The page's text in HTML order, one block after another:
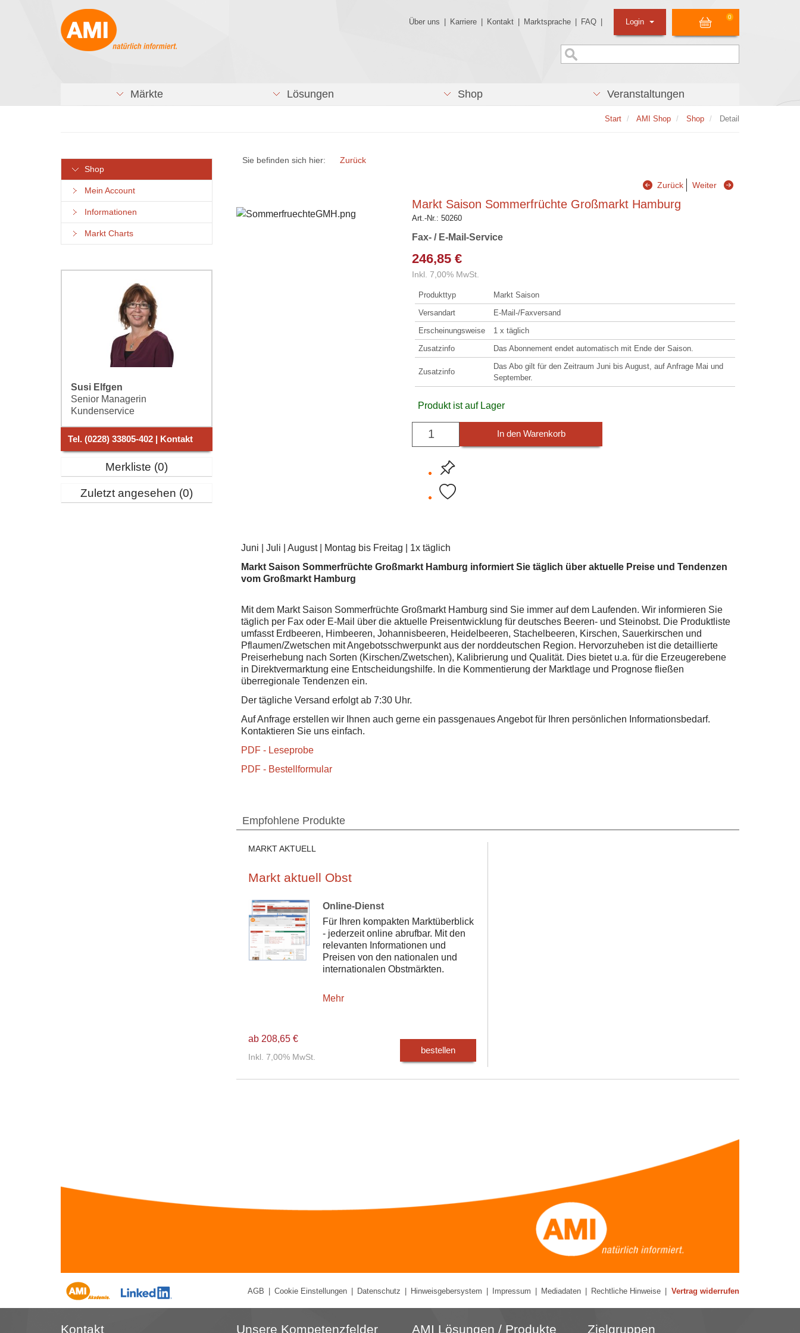
Über uns Karriere Kontakt Marktsprache FAQ
0
Login
Märkte Lösungen Shop Veranstaltungen
Start AMI Shop Shop Detail
Shop
Mein Account
Informationen
Markt Charts
Susi Elfgen
Senior Managerin
Kundenservice
Tel. (0228) 33805-402 | Kontakt
Merkliste 0
Zuletzt angesehen 0
Sie befinden sich hier: Zurück
Zurück Weiter
Markt Saison Sommerfrüchte Großmarkt Hamburg
Art.-Nr.: 50260
Fax- / E-Mail-Service
246,85 €
Inkl. 7,00% MwSt.
Produkttyp
Markt Saison
Versandart
E-Mail-/Faxversand
Erscheinungsweise
1 x täglich
Zusatzinfo
Das Abonnement endet automatisch mit Ende der Saison.
Zusatzinfo
Das Abo gilt für den Zeitraum Juni bis August, auf Anfrage Mai und
September.
Produkt ist auf Lager
In den Warenkorb
Juni | Juli | August | Montag bis Freitag | 1x täglich
Markt Saison Sommerfrüchte Großmarkt Hamburg informiert Sie täglich über aktuelle Preise und Tendenzen
vom Großmarkt Hamburg
Mit dem Markt Saison Sommerfrüchte Großmarkt Hamburg sind Sie immer auf dem Laufenden. Wir informieren Sie
täglich per Fax oder E-Mail über die aktuelle Preisentwicklung für deutsches Beeren- und Steinobst. Die Produktliste
umfasst Erdbeeren, Himbeeren, Johannisbeeren, Heidelbeeren, Stachelbeeren, Kirschen, Sauerkirschen und
Pflaumen/Zwetschen mit Angebotsschwerpunkt aus der norddeutschen Region. Hervorzuheben ist die detaillierte
Preiserhebung nach Sorten (Kirschen/Zwetschen), Kalibrierung und Qualität. Dies bietet u.a. für die Erzeugerebene
in Direktvermarktung eine Entscheidungshilfe. In die Kommentierung der Marktlage und Prognose fließen
überregionale Tendenzen ein.
Der tägliche Versand erfolgt ab 7:30 Uhr.
Auf Anfrage erstellen wir Ihnen auch gerne ein passgenaues Angebot für Ihren persönlichen Informationsbedarf.
Kontaktieren Sie uns einfach.
PDF - Leseprobe
PDF - Bestellformular
Empfohlene Produkte
MARKT AKTUELL
Markt aktuell Obst
Online-Dienst
Für Ihren kompakten Marktüberblick
- jederzeit online abrufbar. Mit den
relevanten Informationen und
Preisen von den nationalen und
internationalen Obstmärkten.
Mehr
ab 208,65 €
Inkl. 7,00% MwSt.
bestellen
AGB Cookie Einstellungen Datenschutz Hinweisgebersystem Impressum Mediadaten Rechtliche Hinweise Vertrag widerrufen
Kontakt Unsere Kompetenzfelder AMI Lösungen / Produkte Zielgruppen